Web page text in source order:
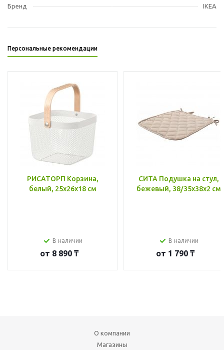
Бренд IKEA
Персональные рекомендации
РИСАТОРП Корзина,
белый, 25x26x18 см
В наличии
от 8 890 ₸
СИТА Подушка на стул,
бежевый, 38/35x38x2 см
В наличии
от 1 790 ₸
О компании
Магазины